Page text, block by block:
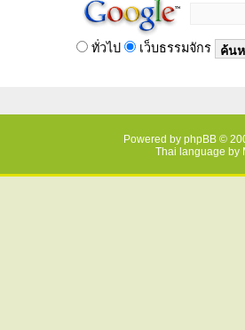
ทั่วไป เว็บธรรมจักร
Powered by phpBB ©
Thai language by